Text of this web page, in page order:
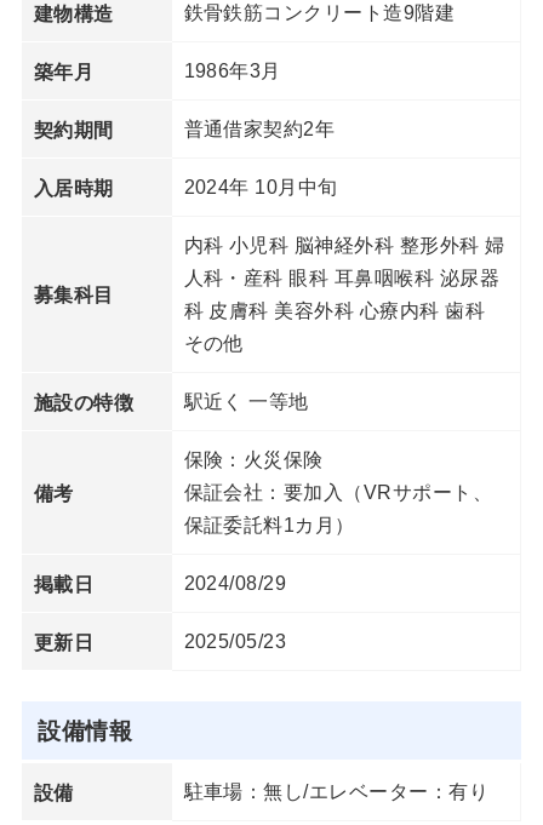
建物構造 鉄骨鉄筋コンクリート造9階建
築年月 1986年3月
契約期間 普通借家契約2年
入居時期 2024年 10月中旬
募集科目
内科 小児科 脳神経外科 整形外科 婦
人科・産科 眼科 耳鼻咽喉科 泌尿器
科 皮膚科 美容外科 心療内科 歯科
その他
施設の特徴 駅近く 一等地
備考
保険：火災保険
保証会社：要加入（VRサポート、
保証委託料1カ月）
掲載日 2024/08/29
更新日 2025/05/23
設備情報
設備 駐車場：無し/エレベーター：有り